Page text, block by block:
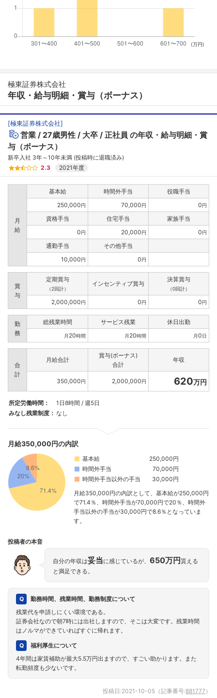
(万円)
極東証券株式会社
年収・給与明細・賞与（ボーナス）
[極東証券株式会社]
営業 27歳男性 大卒 正社員 の年収・給与明細・賞
与（ボーナス）
新卒入社 3年～10年未満 (投稿時に退職済み)
2.3
2021年度
月
給
基本給 時間外手当
役職手当
250,000円 70,000円 0円
資格手当 住宅手当
家族手当
0円 20,000円 0円
通勤手当
その他手当
10,000円 0円
賞
与
定期賞与
（2回計）
インセンティブ賞与
決算賞与
（0回計）
2,000,000円 0円 0円
勤
務
総残業時間 サービス残業 休日出勤
月 20時間 月 20時間 月0日
合
計
月給合計
賞与(ボーナス)
合計
年収
350,000円 2,000,000円 620万円
所定労働時間：
1日8時間 / 週5日
みなし残業制度： なし
月給350,000円の内訳
基本給
250,000円
時間外手当
70,000円
時間外手当以外の手当
30,000円
月給350,000円の内訳として、基本給が250,000円
で71.4％、時間外手当が70,000円で20％、時間外
手当以外の手当が30,000円で8.6％となっていま
す。
投稿者の本音
自分の年収は妥当に感じているが、 650万円 貰える
と満足できる。
勤務時間、残業時間、勤務制度について
残業代を申請しにくい環境である。
証券会社なので朝7時には出社しますので、そこは大変です。残業時間
はノルマができていればすぐに帰れます。
福利厚生について
4年間は家賃補助が最大5.5万円出ますので、すごい助かります。また
転勤頻度も少ないです。
投稿日:2021-10-05 （記事番号:881777 ）